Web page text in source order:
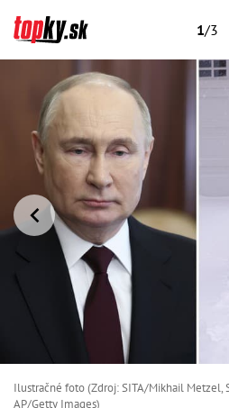
1/3
Ilustračné foto (Zdroj: SITA/Mikhail Metzel,
AP/Getty Images)